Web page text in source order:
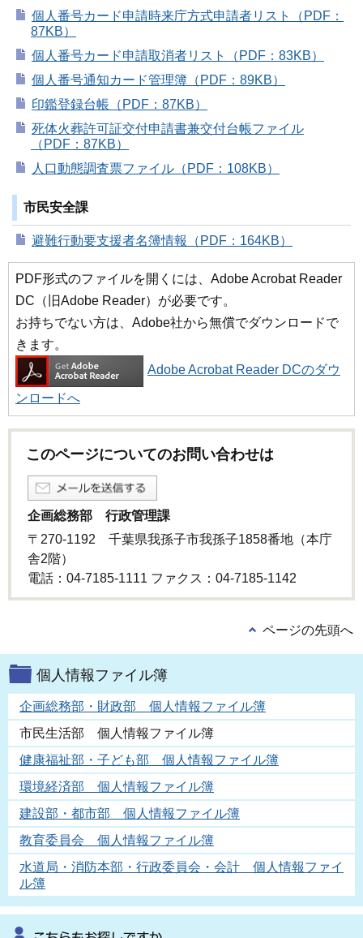
個人番号カード申請時来庁方式申請者リスト（PDF：
87KB）
個人番号カード申請取消者リスト（PDF：83KB）
個人番号通知カード管理簿（PDF：89KB）
印鑑登録台帳（PDF：87KB）
死体火葬許可証交付申請書兼交付台帳ファイル
（PDF：87KB）
人口動態調査票ファイル（PDF：108KB）
市民安全課
避難行動要支援者名簿情報（PDF：164KB）
PDF形式のファイルを開くには、Adobe Acrobat Reader
DC（旧Adobe Reader）が必要です。
お持ちでない方は、Adobe社から無償でダウンロードで
きます。
Adobe Acrobat Reader DCのダウ
ンロードへ
このページについてのお問い合わせは
企画総務部 行政管理課
〒270-1192 千葉県我孫子市我孫子1858番地（本庁
舎2階）
電話：04-7185-1111 ファクス：04-7185-1142
ページの先頭へ
個人情報ファイル簿
企画総務部・財政部 個人情報ファイル簿
市民生活部 個人情報ファイル簿
健康福祉部・子ども部 個人情報ファイル簿
環境経済部 個人情報ファイル簿
建設部・都市部 個人情報ファイル簿
教育委員会 個人情報ファイル簿
水道局・消防本部・行政委員会・会計 個人情報ファイ
ル簿